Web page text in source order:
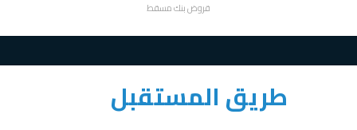
قروض بنك مسقط
طريق المستقبل